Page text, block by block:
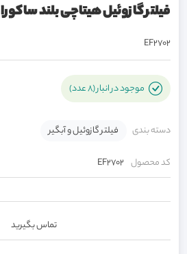
فیلتر گازوئیل هیتاچی بلند ساکورا EF2702
EF2702
موجود در انبار (8 عدد)
دسته بندی فیلتر گازوئیل و آبگیر
کد محصول EF2702
تماس بگیرید